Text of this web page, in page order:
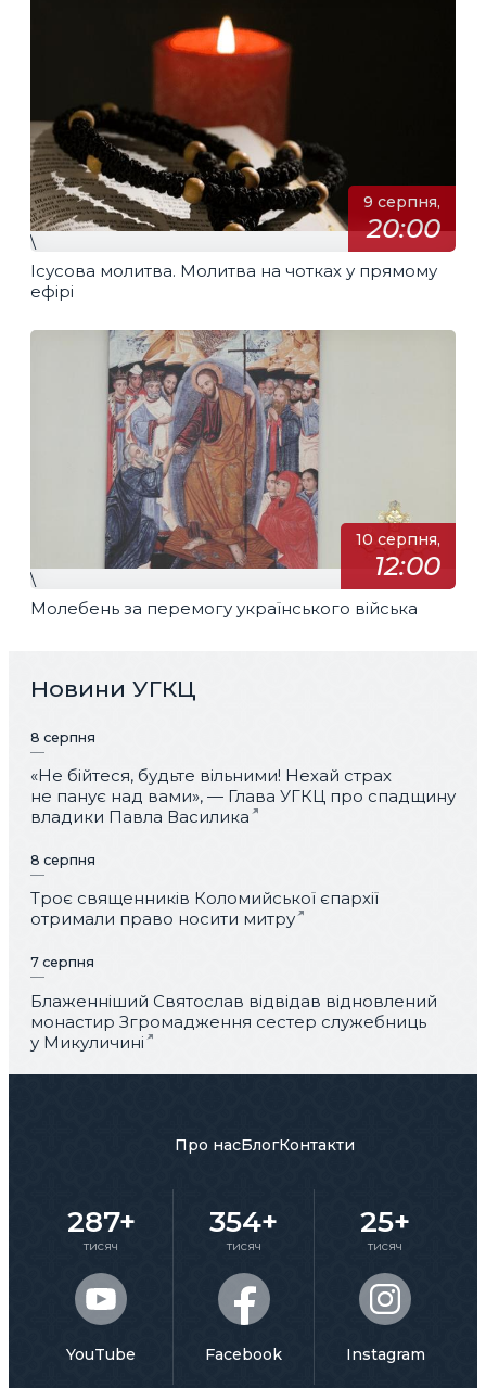
9 серпня,
20:00
\
Ісусова молитва. Молитва на чотках у прямому
ефірі
10 серпня,
12:00
\
Молебень за перемогу українського війська
Новини УГКЦ
8 серпня
«Не бійтеся, будьте вільними! Нехай страх
не панує над вами», — Глава УГКЦ про спадщину
владики Павла Василика
8 серпня
Троє священників Коломийської єпархії
отримали право носити митру
7 серпня
Блаженніший Святослав відвідав відновлений
монастир Згромадження сестер служебниць
у Микуличині
Про насБлогКонтакти
287+
тисяч
YouTube
354+
тисяч
Facebook
25+
тисяч
Instagram